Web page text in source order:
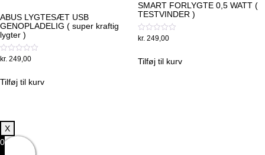
ABUS LYGTESÆT USB
GENOPLADELIG ( super kraftig
lygter )
Vurderet
af
5
kr. 249,00
Tilføj til kurv
SMART FORLYGTE 0,5 WATT (
TESTVINDER )
Vurderet
af
5
kr.249,00
Tilføj til kurv
X
0